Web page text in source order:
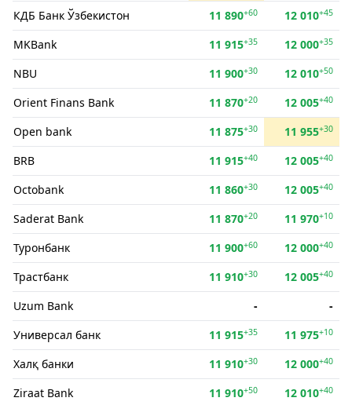
КДБ Банк Ўзбекистон 11 890+60 12 010+45
MKBank 11 915+35 12 000+35
NBU 11 900+30 12 010+50
Orient Finans Bank 11 870+20 12 005+40
Open bank 11 875+30 11 955+30
BRB 11 915+40 12 005+40
Octobank 11 860+30 12 005+40
Saderat Bank 11 870+20 11 970+10
Туронбанк 11 900+60 12 000+40
Трастбанк 11 910+30 12 005+40
Uzum Bank -
-
Универсал банк
11 915+35 11 975+10
Халқ банки 11 910+30 12 000+40
Ziraat Bank 11 910+50 12 010+40